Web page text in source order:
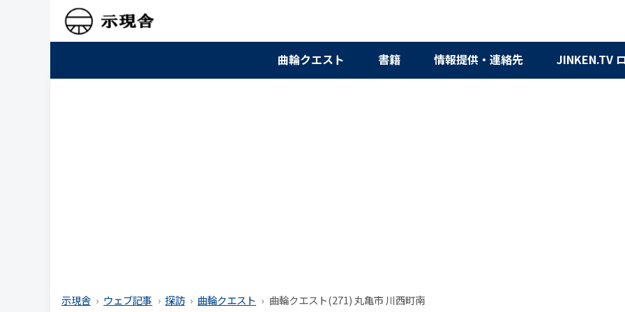
曲輪クエスト 書籍 情報提供・連絡先 JINKEN.TV
示現舎 ウェブ記事 探訪 曲輪クエスト 曲輪クエスト(271) 丸亀市 川西町南